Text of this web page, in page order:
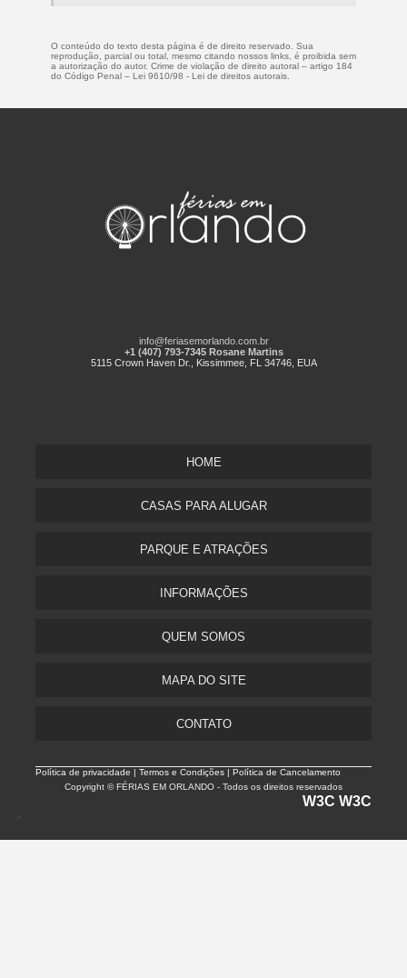
O conteúdo do texto desta página é de direito reservado. Sua
reprodução, parcial ou total, mesmo citando nossos links, é proibida sem
a autorização do autor. Crime de violação de direito autoral – artigo 184
do Código Penal – Lei 9610/98 - Lei de direitos autorais
info@feriasemorlando.com.br
+1 (407) 793-7345 Rosane Martins
5115 Crown Haven Dr., Kissimmee, FL 34746, EUA
HOME
CASAS PARA ALUGAR
PARQUE E ATRAÇÕES
INFORMAÇÕES
QUEM SOMOS
MAPA DO SITE
CONTATO
Política de privacidade |Termos e Condições | Política de Cancelamento
Copyright © FÉRIAS EM ORLANDO - Todos os direitos reservados
W3C W3C